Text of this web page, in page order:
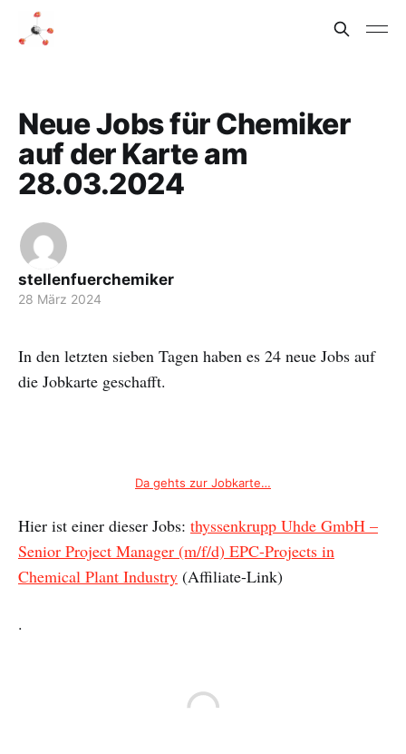
Neue Jobs für Chemiker
auf der Karte am
28.03.2024
stellenfuerchemiker
28 März 2024
In den letzten sieben Tagen haben es 24 neue Jobs auf
die Jobkarte geschafft.
Da gehts zur Jobkarte…
Hier ist einer dieser Jobs: thyssenkrupp Uhde GmbH –
Senior Project Manager (m/f/d) EPC-Projects in
Chemical Plant Industry (Affiliate-Link)
.